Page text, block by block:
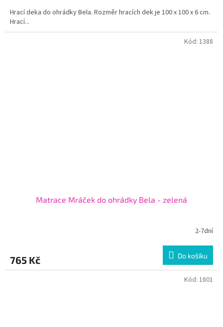
Hrací deka do ohrádky Bela. Rozměr hracích dek je 100 x 100 x 6 cm.
Hrací...
Matrace Mráček do ohrádky Bela - zelená
2-7dní
765 Kč Do košíku
Kód: 1388
Kód: 1801